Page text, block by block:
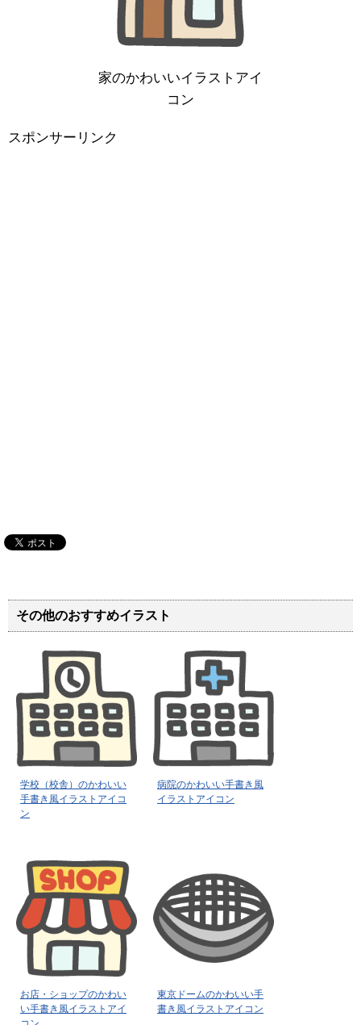
家のかわいいイラストアイ
コン
スポンサーリンク
その他のおすすめイラスト
学校（校舎）のかわいい
手書き風イラストアイコ
ン
病院のかわいい手書き風
イラストアイコン
お店・ショップのかわい
い手書き風イラストアイ
東京ドームのかわいい手
書き風イラストアイコン